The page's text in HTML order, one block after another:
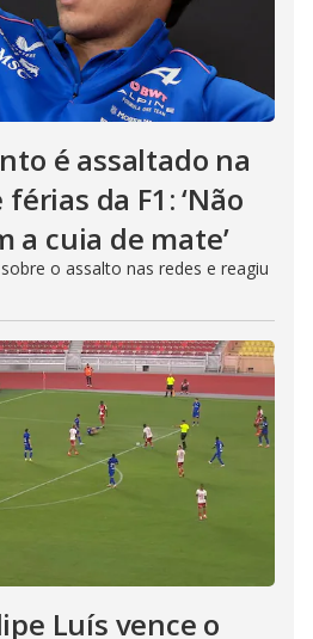
é assaltado na
da F1: ‘Não
a cuia de mate’
o assalto nas redes e reagiu
Luís vence o